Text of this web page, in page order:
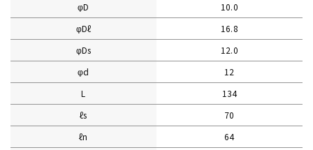
φD
10.0
φDℓ
16.8
φDs
12.0
φd
12
L
134
ℓs
70
ℓn
64